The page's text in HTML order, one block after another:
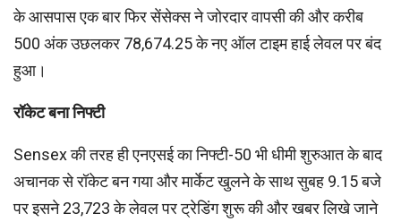
के आसपास एक बार फिर सेंसेक्स ने जोरदार वापसी की और करीब
500 अंक उछलकर 78,674.25 के नए ऑल टाइम हाई लेवल पर बंद
हुआ।
रॉकेट बना निफ्टी
Sensex की तरह ही एनएसई का निफ्टी-50 भी धीमी शुरुआत के बाद
अचानक से रॉकेट बन गया और मार्केट खुलने के साथ सुबह 9.15 बजे
पर इसने 23,723 के लेवल पर ट्रेडिंग शुरू की और खबर लिखे जाने